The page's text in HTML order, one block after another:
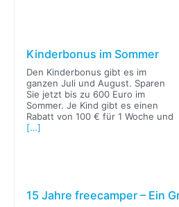
Kinderbonus im Sommer
Den Kinderbonus gibt es im
ganzen Juli und August. Sparen
Sie jetzt bis zu 600 Euro im
Sommer. Je Kind gibt es einen
Rabatt von 100 € für 1 Woche und
[…]
15 Jahre freecamper – Ein